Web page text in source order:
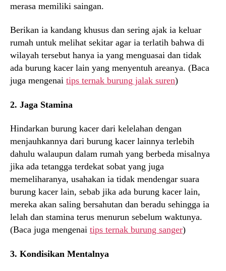
merasa memiliki saingan.
Berikan ia kandang khusus dan sering ajak ia keluar
rumah untuk melihat sekitar agar ia terlatih bahwa di
wilayah tersebut hanya ia yang menguasai dan tidak
ada burung kacer lain yang menyentuh areanya. (Baca
juga mengenai tips ternak burung jalak suren)
2. Jaga Stamina
Hindarkan burung kacer dari kelelahan dengan
menjauhkannya dari burung kacer lainnya terlebih
dahulu walaupun dalam rumah yang berbeda misalnya
jika ada tetangga terdekat sobat yang juga
memeliharanya, usahakan ia tidak mendengar suara
burung kacer lain, sebab jika ada burung kacer lain,
mereka akan saling bersahutan dan beradu sehingga ia
lelah dan stamina terus menurun sebelum waktunya.
(Baca juga mengenai tips ternak burung sanger)
3. Kondisikan Mentalnya